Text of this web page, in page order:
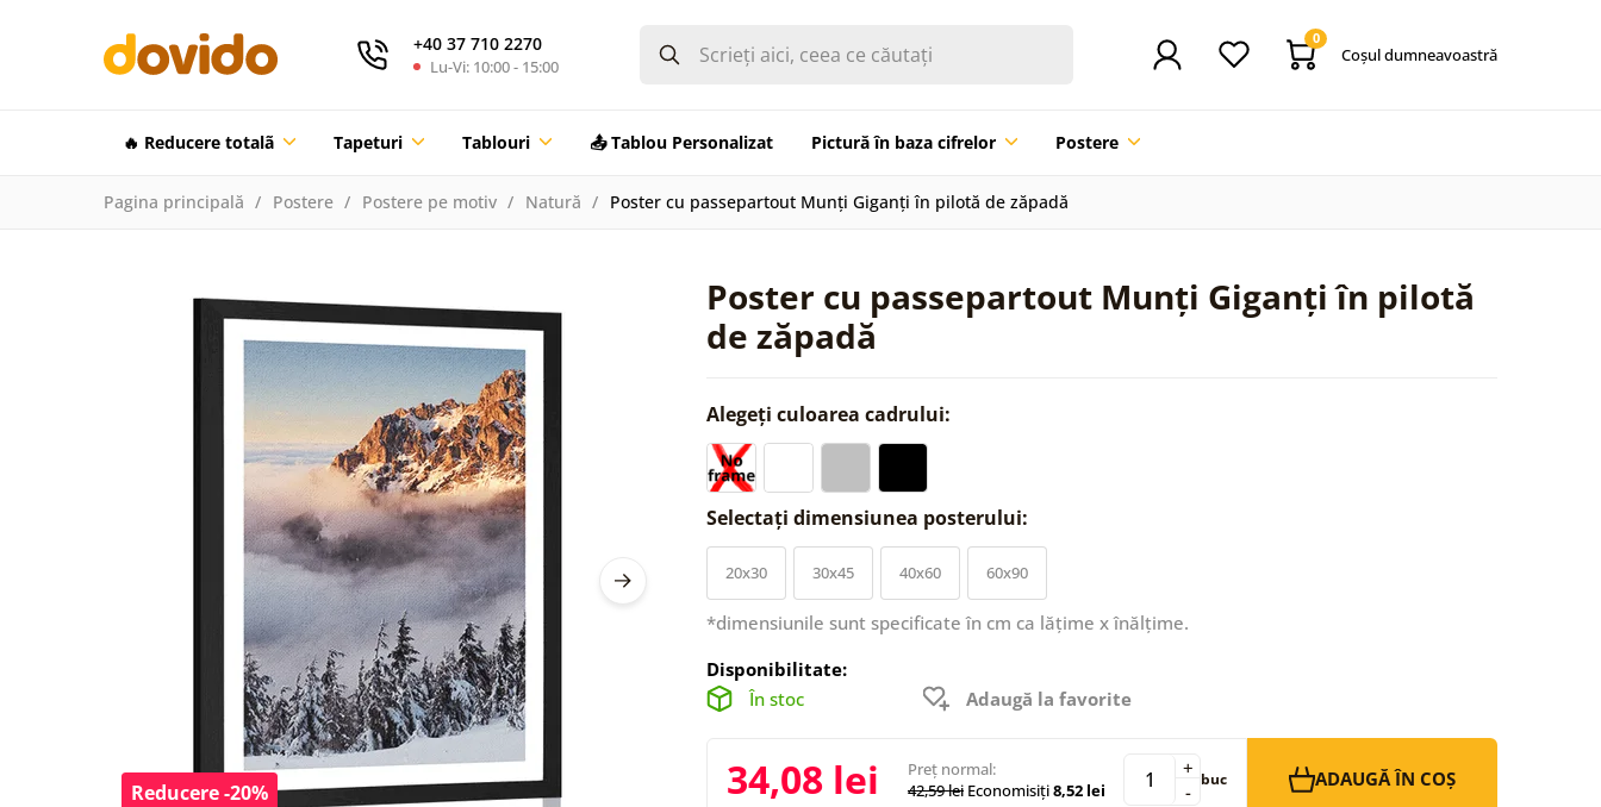
+40 37 710 2270
Lu-Vi: 10:00 - 15:00
0
Coşul dumneavoastră
🔥 Reducere totalã Tapeturi Tablouri 📤 Tablou Personalizat Pictură în baza cifrelor Postere
Pagina principală Postere Postere pe motiv Natură Poster cu passepartout Munți Giganți în pilotă de zăpadă
Poster cu passepartout Munți Giganți în pilotă
de zăpadă
Reducere -20%
Alegeți culoarea cadrului:
Selectați dimensiunea posterului:
20x30 30x45 40x60 60x90
*dimensiunile sunt specificate în cm ca lățime x înălțime.
Disponibilitate:
În stoc
Adaugă la favorite
34,08 lei
Preț normal:
42,59 lei Economisiți8,52 lei -
+ buc ADAUGĂ ÎN COȘ